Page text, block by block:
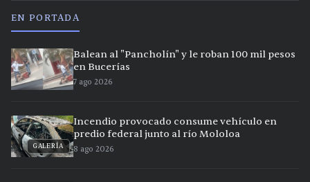
EN PORTADA
Balean al "Pancholín" y le roban 100 mil pesos
en Bucerías
7 ago 2026
GALERÍA
Incendio provocado consume vehículo en
predio federal junto al río Mololoa
8 ago 2026